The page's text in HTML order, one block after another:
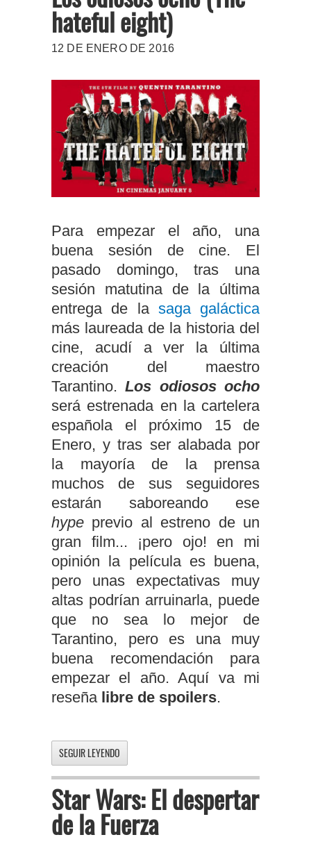
hateful eight)
12 DE ENERO DE 2016
Para empezar el año, una
buena sesión de cine. El
pasado domingo, tras una
sesión matutina de la última
entrega de la saga galáctica
más laureada de la historia del
cine, acudí a ver la última
creación del maestro
Tarantino.Los odiosos ocho
será estrenada en la cartelera
española el próximo 15 de
Enero, y tras ser alabada por
la mayoría de la prensa
muchos de sus seguidores
estarán saboreando ese
hype previo al estreno de un
gran film... ¡pero ojo! en mi
opinión la película es buena,
pero unas expectativas muy
altas podrían arruinarla, puede
que no sea lo mejor de
Tarantino, pero es una muy
buena recomendación para
empezar el año. Aquí va mi
reseña libre de spoilers.
SEGUIR LEYENDO
Star Wars: El despertar
de la Fuerza